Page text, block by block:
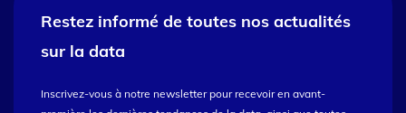
Restez informé de toutes nos actualités
sur la data
Inscrivez-vous à notre newsletter pour recevoir en avant-